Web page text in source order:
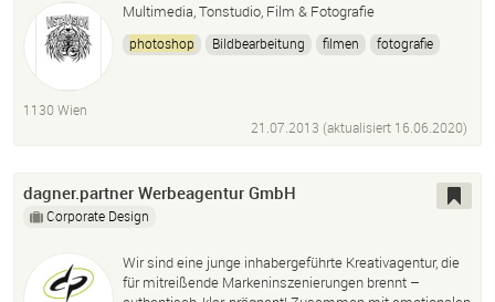
Multimedia, Tonstudio, Film & Fotografie
photoshop Bildbearbeitung filmen fotografie
1130 Wien
21.07.2013 (aktualisiert 16.06.2020)
dagner.partner Werbeagentur GmbH
Corporate Design
Wir sind eine junge inhabergeführte Kreativagentur, die
für mitreißende Markeninszenierungen brennt –